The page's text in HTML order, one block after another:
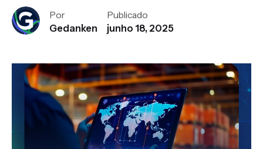
Por
Gedanken
Publicado
junho 18, 2025